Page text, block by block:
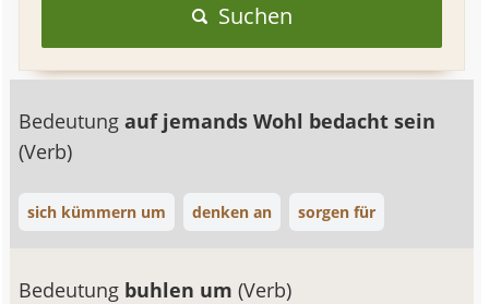
Suchen
Bedeutungauf jemands Wohl bedacht sein
(Verb)
sich kümmern um denken an sorgen für
Bedeutung buhlen um(Verb)